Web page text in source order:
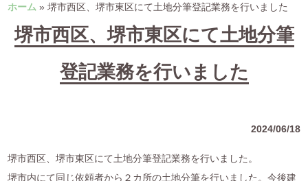
ホーム »堺市西区、堺市東区にて土地分筆登記業務を行いました
堺市西区、堺市東区にて土地分筆
登記業務を行いました
2024/06/18
堺市西区、堺市東区にて土地分筆登記業務を行いました。
堺市内にて同じ依頼者から２カ所の土地分筆を行いました。今後建